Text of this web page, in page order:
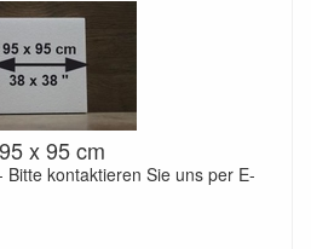
x 95 cm
kontaktieren Sie uns per E-